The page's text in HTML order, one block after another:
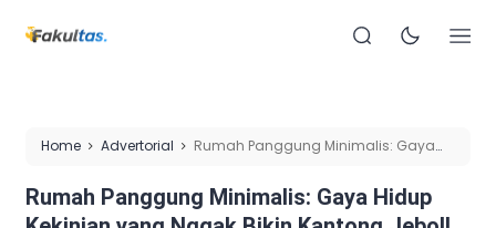
Home Advertorial
Rumah Panggung Minimalis: Gaya
Rumah Panggung Minimalis: Gaya Hidup